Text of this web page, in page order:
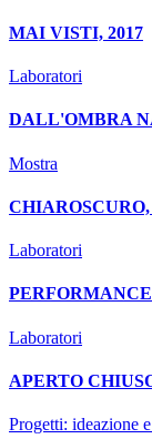
MAI VISTI, 2017
Laboratori
DALL'OMBRA
Mostra
CHIAROSCURO,
Laboratori
Laboratori
APERTO
Progetti: ideazione